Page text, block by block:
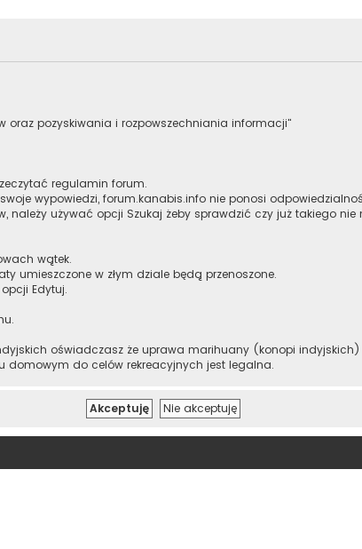
pozyskiwania i rozpowszechniania informacji"
regulamin forum.
wypowiedzi, forum.kanabis.info nie ponosi
używać opcji Szukaj żeby sprawdzić czy już takiego nie
wątek.
umieszczone w złym dziale będą przenoszone.
Edytuj.
oświadczasz że uprawa marihuany (konopi
domowym do celów rekreacyjnych jest legalna.